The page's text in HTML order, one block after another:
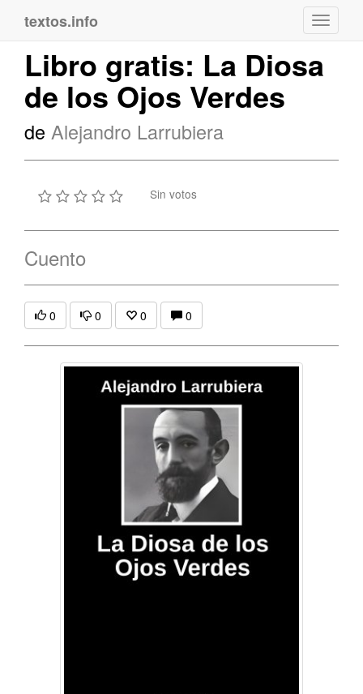
textos.info
Libro gratis: La Diosa
de los Ojos Verdes
de Alejandro Larrubiera
Sin votos
Cuento
0 0 0 0